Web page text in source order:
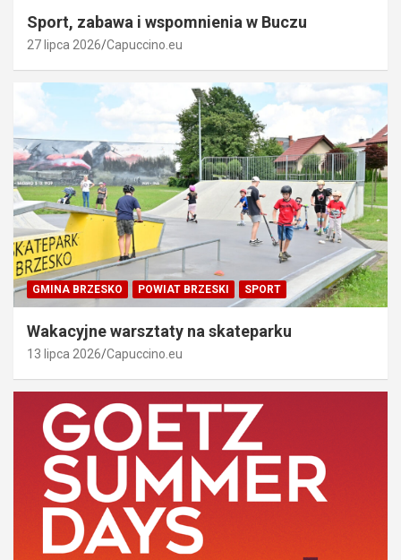
Sport, zabawa i wspomnienia w Buczu
27 lipca 2026 Capuccino.eu
GMINA BRZESKO POWIAT BRZESKI SPORT
Wakacyjne warsztaty na skateparku
13 lipca 2026 Capuccino.eu